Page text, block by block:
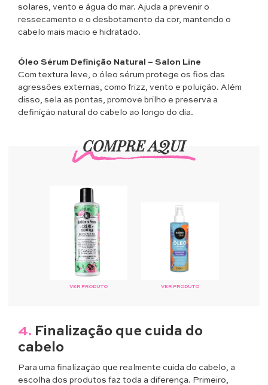
solares, vento e água do mar. Ajuda a prevenir o
ressecamento e o desbotamento da cor, mantendo o
cabelo mais macio e hidratado.
Óleo Sérum Definição Natural – Salon Line
Com textura leve, o óleo sérum protege os fios das
agressões externas, como frizz, vento e poluição. Além
disso, sela as pontas, promove brilho e preserva a
definição natural do cabelo ao longo do dia.
COMPRE AQUI
VER PRODUTO VER PRODUTO
4. Finalização que cuida do
cabelo
Para uma finalização que realmente cuida do cabelo, a
escolha dos produtos faz toda a diferença. Primeiro,